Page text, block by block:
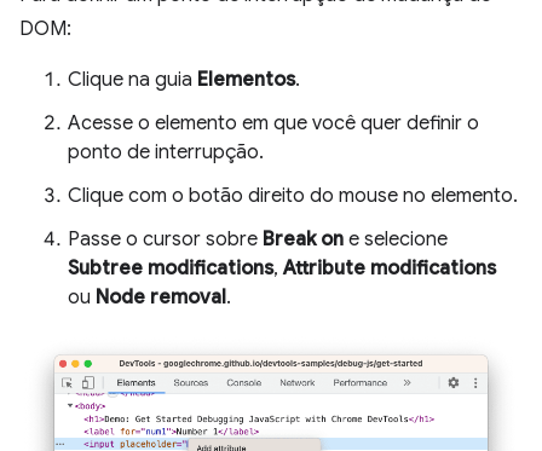
DOM:
Clique na guia Elementos.
Acesse o elemento em que você quer definir o
ponto de interrupção.
Clique com o botão direito do mouse no elemento.
Passe o cursor sobre Break on e selecione
Subtree modifications,Attribute modifications
ou Node removal.